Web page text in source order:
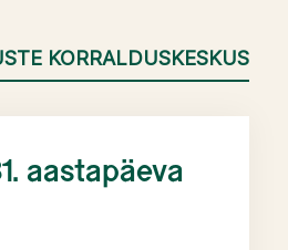
KORRALDUSKESKUS
aastapäeva